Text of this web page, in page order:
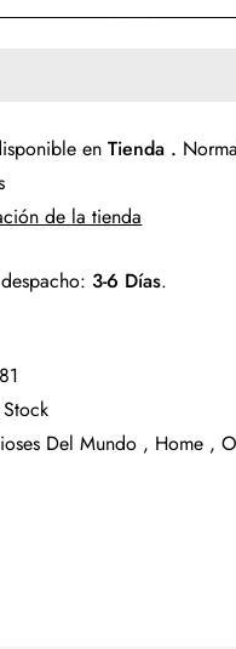
enTienda .
de la tienda
3-6 Días.
Del Mundo , Home ,